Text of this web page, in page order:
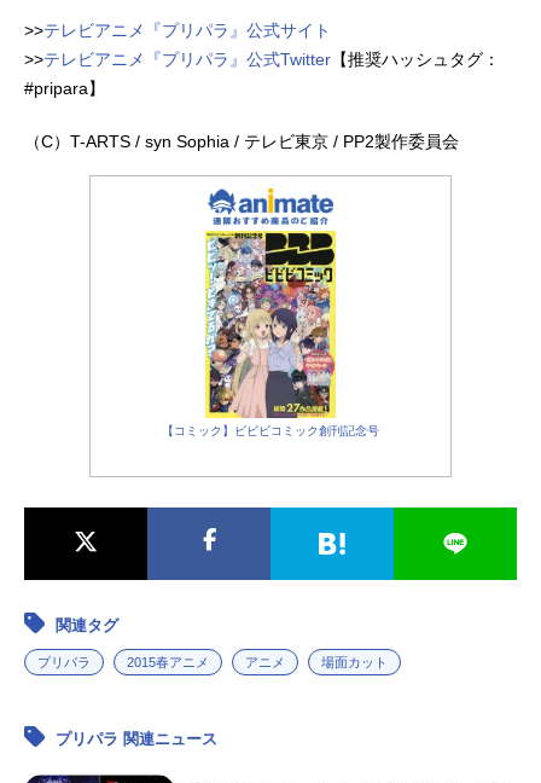
>>テレビアニメ『プリパラ』公式サイト
>>テレビアニメ『プリパラ』公式Twitter 【推奨ハッシュタグ：
#pripara】
（C）T-ARTS / syn Sophia / テレビ東京 / PP2製作委員会
【コミック】ビビビコミック創刊記念号
関連タグ
プリパラ 2015春アニメ アニメ 場面カット
プリパラ 関連ニュース